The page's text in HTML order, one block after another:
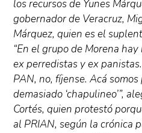
los recursos de Yunes
gobernador de Veracruz,
Márquez, quien es el
“En el grupo de Morena
ex perredistas y ex
PAN, no, fíjense. Acá
demasiado ‘chapulineo’”,
Cortés, quien protestó
al PRIAN, según la crónica